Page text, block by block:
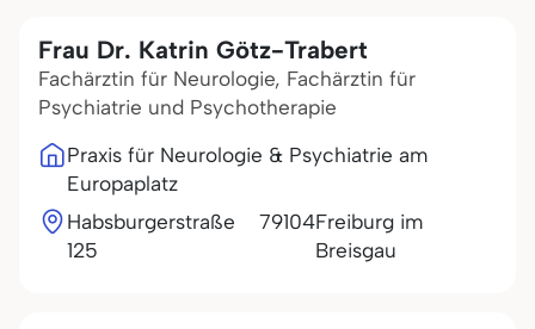
Frau Dr. Katrin Götz-Trabert
Fachärztin für Neurologie, Fachärztin für
Psychiatrie und Psychotherapie
Praxis für Neurologie & Psychiatrie am
Europaplatz
Habsburgerstraße
125
79104Freiburg im
Breisgau